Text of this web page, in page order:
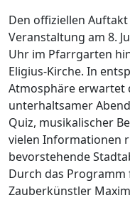
Den offiziellen
Veranstaltung am 8.
Uhr im Pfarrgarten
Eligius-Kirche. In
Atmosphäre erwartet
unterhaltsamer
Quiz, musikalischer
vielen Informationen
bevorstehende
Durch das
Zauberkünstler